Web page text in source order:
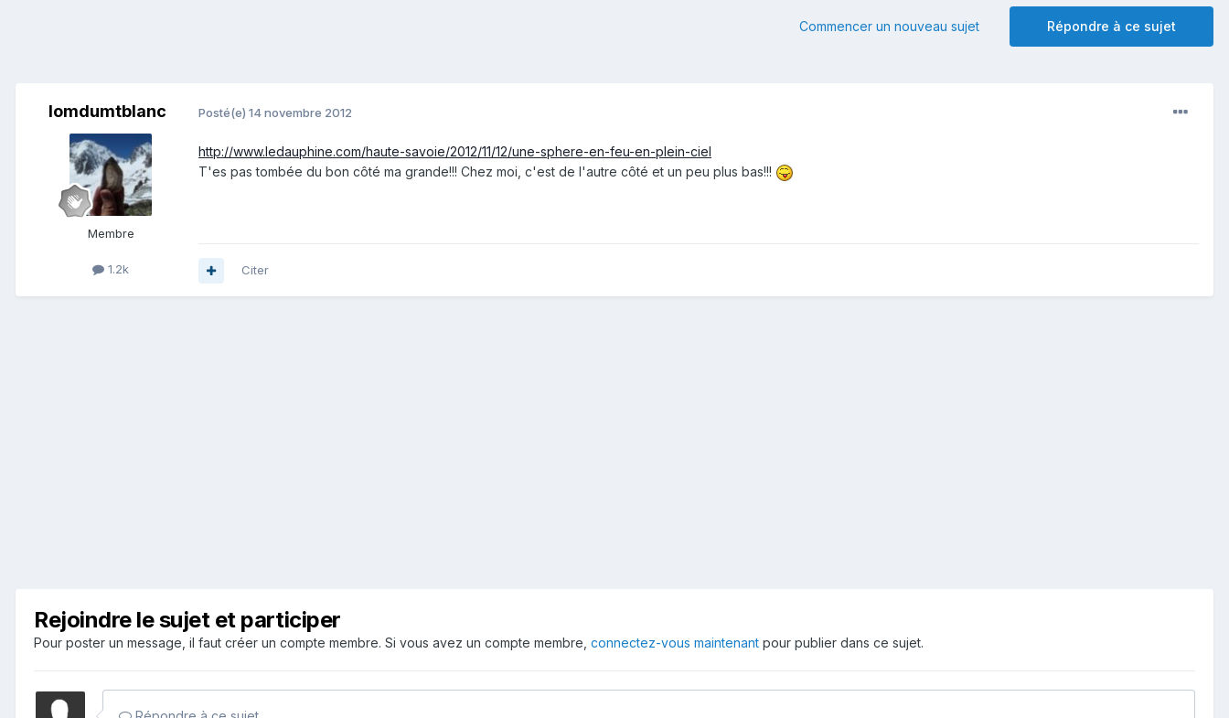
Répondre à ce sujet
Commencer un nouveau sujet
lomdumtblanc
Membre
1.2k
Posté(e) 14 novembre 2012
http://www.ledauphine.com/haute-savoie/2012/11/12/une-sphere-en-feu-en-plein-ciel
T'es pas tombée du bon côté ma grande!!! Chez moi, c'est de l'autre côté et un peu plus bas!!!
Citer
Rejoindre le sujet et participer
Pour poster un message, il faut créer un compte membre. Si vous avez un compte membre, connectez-vous maintenant pour publier dans ce sujet.